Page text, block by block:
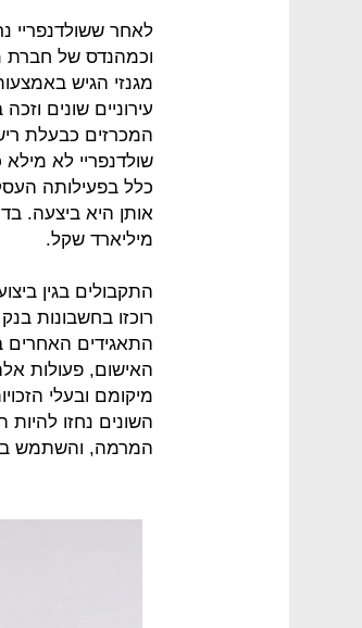
לאחר ששולדנפריי
וכמהנדס של חברת
מגנזי הגיש
עירוניים שונים
המכרזים כבעלת
שולדנפריי לא
כלל בפעילותה
אותן היא ביצעה.
מיליארד שקל.
התקבולים בגין
רוכזו בחשבונות
התאגידים האחרים
האישום, פעולות
מיקומם ובעלי
השונים נחזו
המרמה, והשתמש